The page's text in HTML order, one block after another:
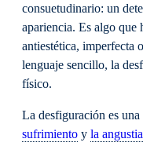
consuetudinario: un
apariencia. Es algo que
antiestética, imperfecta
lenguaje sencillo, la
físico.
La desfiguración es
sufrimiento y la